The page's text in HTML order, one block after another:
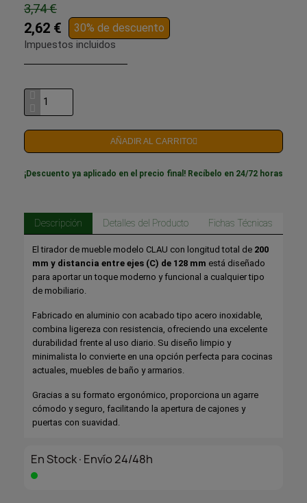
3,74 €
2,62 € 30% de descuento
Impuestos incluidos
AÑADIR AL CARRITO
¡Descuento ya aplicado en el precio final! Recíbelo en 24/72 horas
Descripción Detalles del Producto Fichas Técnicas
El tirador de mueble modelo CLAU con longitud total de 200
mm y distancia entre ejes (C) de 128 mm está diseñado
para aportar un toque moderno y funcional a cualquier tipo
de mobiliario.
Fabricado en aluminio con acabado tipo acero inoxidable,
combina ligereza con resistencia, ofreciendo una excelente
durabilidad frente al uso diario. Su diseño limpio y
minimalista lo convierte en una opción perfecta para cocinas
actuales, muebles de baño y armarios.
Gracias a su formato ergonómico, proporciona un agarre
cómodo y seguro, facilitando la apertura de cajones y
puertas con suavidad.
En Stock·Envío 24/48h